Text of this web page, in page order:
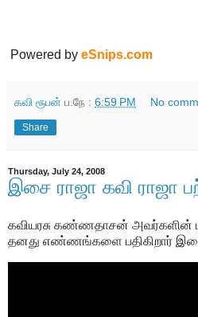
Powered by eSnips.com
கவி ரூபன் ப.நே : 6:59 PM No
Share
Thursday, July 24, 2008
இசை ராஜா கவி ராஜா
கவியரசு கண்ணதாசன் அவர்களின்
தனது எண்ணங்களை பதிகிறார்